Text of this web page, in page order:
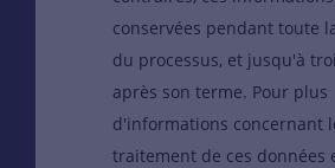
conservées pendant toute
du processus, et jusqu'à
après son terme. Pour plus
d'informations concernant
traitement de ces données